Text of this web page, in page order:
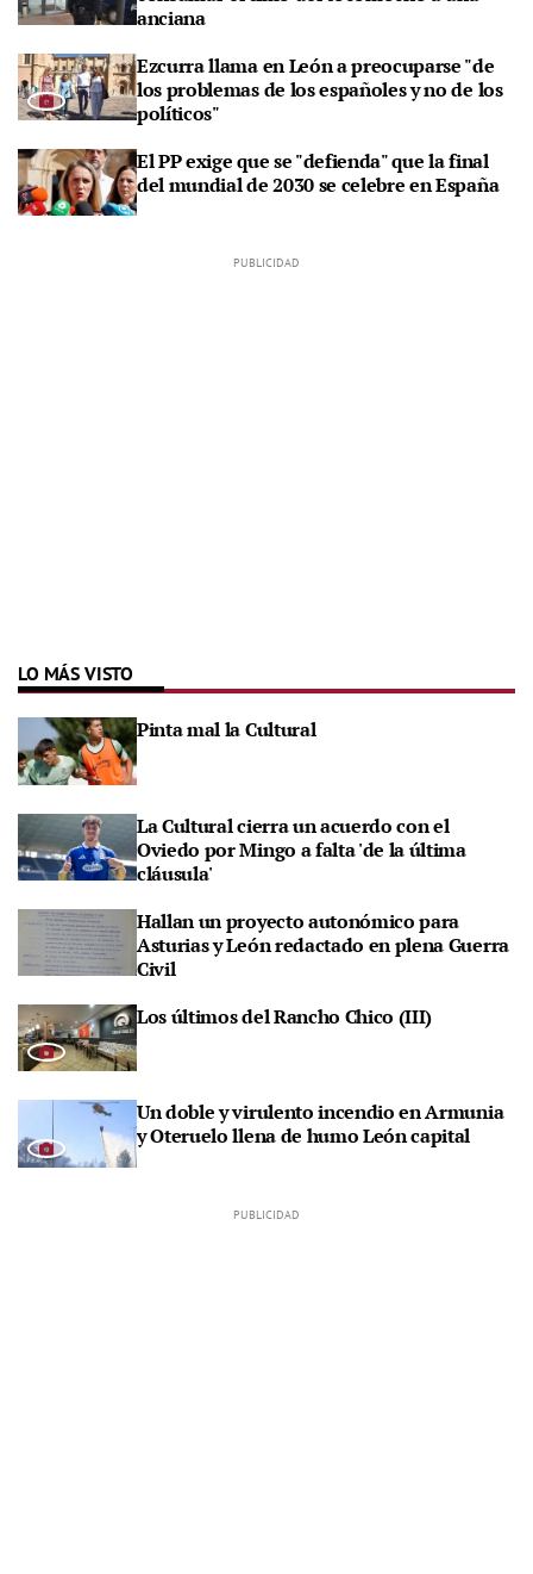
anciana
Ezcurra llama en León a preocuparse "de
los problemas de los españoles y no de los
políticos"
El PP exige que se "defienda" que la final
del mundial de 2030 se celebre en España
LO MÁS VISTO
Pinta mal la Cultural
La Cultural cierra un acuerdo con el
Oviedo por Mingo a falta 'de la última
cláusula'
Hallan un proyecto autonómico para
Asturias y León redactado en plena Guerra
Civil
Los últimos del Rancho Chico (III)
Un doble y virulento incendio en Armunia
y Oteruelo llena de humo León capital